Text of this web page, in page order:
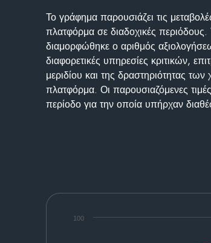
Το γράφημα παρουσιάζει τις
πλατφόρμα σε διαδοχικές
διαμορφώθηκε ο αριθμός
διαφορετικές υπηρεσίες κριτικών,
μεριδίου και της δραστηριότητας
πλατφόρμα. Οι παρουσιαζόμενες
περίοδο για την οποία υπήρχαν
100